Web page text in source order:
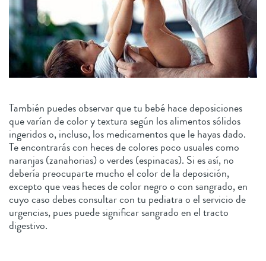
También puedes observar que tu bebé hace deposiciones
que varían de color y textura según los alimentos sólidos
ingeridos o, incluso, los medicamentos que le hayas dado.
Te encontrarás con heces de colores poco usuales como
naranjas (zanahorias) o verdes (espinacas). Si es así, no
debería preocuparte mucho el color de la deposición,
excepto que veas heces de color negro o con sangrado, en
cuyo caso debes consultar con tu pediatra o el servicio de
urgencias, pues puede significar sangrado en el tracto
digestivo.